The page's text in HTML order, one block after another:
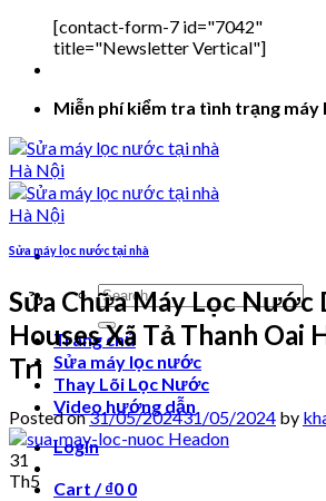
[contact-form-7 id="7042"
title="Newsletter Vertical"]
Miễn phí kiểm tra tình trạng máy
Search
for:
Trang chủ
Sửa máy lọc nước
Thay Lõi Lọc Nước
Video hướng dẫn
Login
Cart /₫0 0
Sửa máy lọc nước tại nhà
Sửa Chữa Máy Lọc Nước
Houses Xã Tả Thanh Oai
Trì
Posted on31/05/202431/05/2024 by
31
Th5